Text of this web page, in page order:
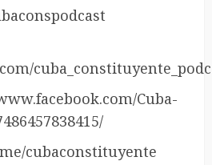
Cuba-
cubaconstituyente